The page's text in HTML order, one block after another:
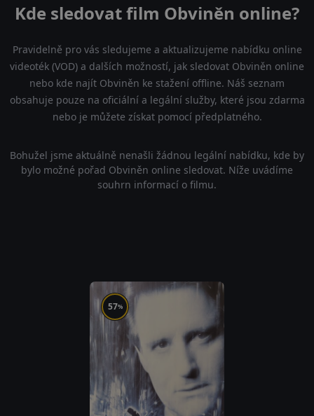
Kde sledovat film Obviněn online?
Pravidelně pro vás sledujeme a aktualizujeme nabídku online
videoték (VOD) a dalších možností, jak sledovat Obviněn online
nebo kde najít Obviněn ke stažení offline. Náš seznam
obsahuje pouze na oficiální a legální služby, které jsou zdarma
nebo je můžete získat pomocí předplatného.
Bohužel jsme aktuálně nenašli žádnou legální nabídku, kde by
bylo možné pořad Obviněn online sledovat. Níže uvádíme
souhrn informací o filmu.
57%